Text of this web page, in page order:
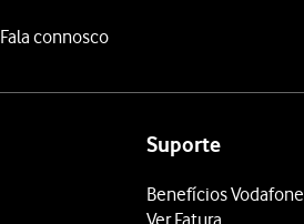
Fala connosco
Suporte
Benefícios Vodafone
Ver Fatura